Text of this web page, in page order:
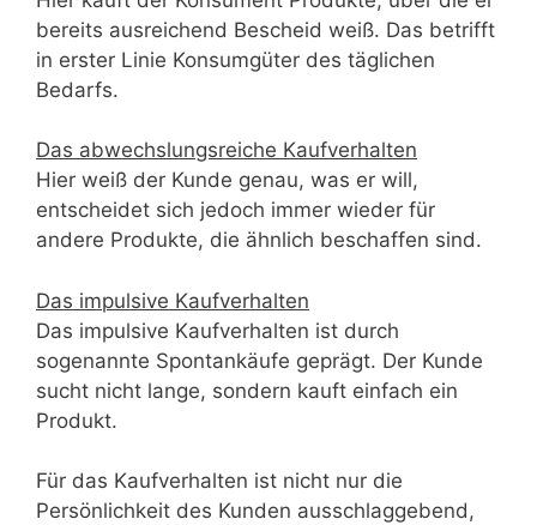
bereits ausreichend Bescheid weiß. Das betrifft
in erster Linie Konsumgüter des täglichen
Bedarfs.
Das abwechslungsreiche Kaufverhalten
Hier weiß der Kunde genau, was er will,
entscheidet sich jedoch immer wieder für
andere Produkte, die ähnlich beschaffen sind.
Das impulsive Kaufverhalten
Das impulsive Kaufverhalten ist durch
sogenannte Spontankäufe geprägt. Der Kunde
sucht nicht lange, sondern kauft einfach ein
Produkt.
Für das Kaufverhalten ist nicht nur die
Persönlichkeit des Kunden ausschlaggebend,